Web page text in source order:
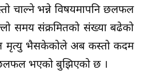
चाल्ने भन्ने विषयमापनि छलफल
समय संक्रमितको संख्या बढेको
मृत्यु भैसकेकोले अब कस्तो कदम
छलफल भएको बुझिएको छ ।